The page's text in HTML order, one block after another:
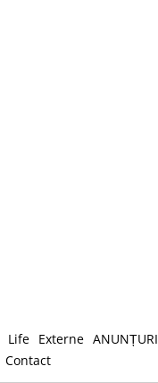
Life Externe ANUNȚURI
Contact